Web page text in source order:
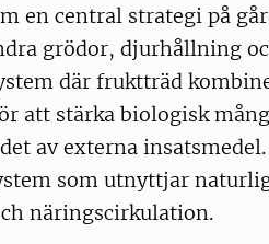
en central strategi på
grödor, djurhållning
där fruktträd
att stärka biologisk
av externa
som utnyttjar
näringscirkulation.